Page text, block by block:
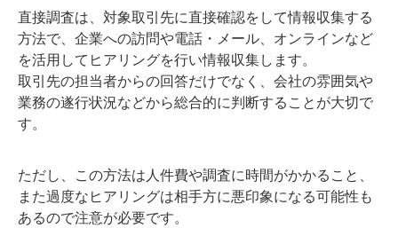
直接調査は、対象取引先に直接確認をして情報収集する
方法で、企業への訪問や電話・メール、オンラインなど
を活用してヒアリングを行い情報収集します。
取引先の担当者からの回答だけでなく、会社の雰囲気や
業務の遂行状況などから総合的に判断することが大切で
す。
ただし、この方法は人件費や調査に時間がかかること、
また過度なヒアリングは相手方に悪印象になる可能性も
あるので注意が必要です。